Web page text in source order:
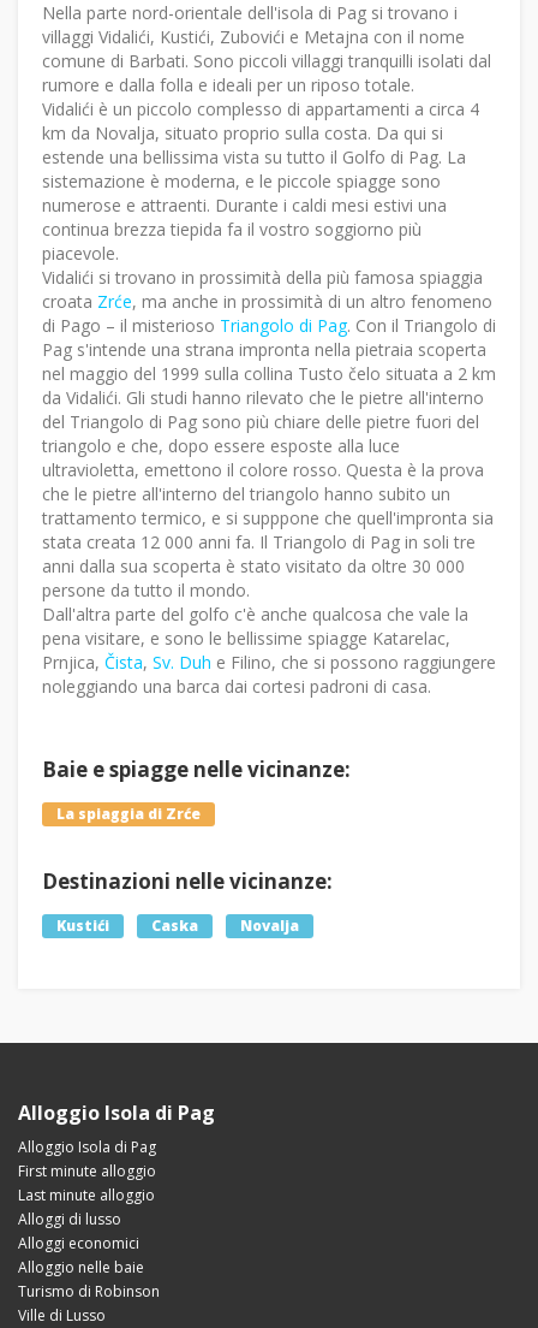
Nella parte nord-orientale dell'isola di Pag si trovano i
villaggi Vidalići, Kustići, Zubovići e Metajna con il nome
comune di Barbati. Sono piccoli villaggi tranquilli isolati dal
rumore e dalla folla e ideali per un riposo totale.
Vidalići è un piccolo complesso di appartamenti a circa 4
km da Novalja, situato proprio sulla costa. Da qui si
estende una bellissima vista su tutto il Golfo di Pag. La
sistemazione è moderna, e le piccole spiagge sono
numerose e attraenti. Durante i caldi mesi estivi una
continua brezza tiepida fa il vostro soggiorno più
piacevole.
Vidalići si trovano in prossimità della più famosa spiaggia
croata Zrće, ma anche in prossimità di un altro fenomeno
di Pago – il misterioso Triangolo di Pag. Con il Triangolo di
Pag s'intende una strana impronta nella pietraia scoperta
nel maggio del 1999 sulla collina Tusto čelo situata a 2 km
da Vidalići. Gli studi hanno rilevato che le pietre all'interno
del Triangolo di Pag sono più chiare delle pietre fuori del
triangolo e che, dopo essere esposte alla luce
ultravioletta, emettono il colore rosso. Questa è la prova
che le pietre all'interno del triangolo hanno subito un
trattamento termico, e si supppone che quell'impronta sia
stata creata 12 000 anni fa. Il Triangolo di Pag in soli tre
anni dalla sua scoperta è stato visitato da oltre 30 000
persone da tutto il mondo.
Dall'altra parte del golfo c'è anche qualcosa che vale la
pena visitare, e sono le bellissime spiagge Katarelac,
Prnjica, Čista, Sv. Duh e Filino, che si possono raggiungere
noleggiando una barca dai cortesi padroni di casa.
Baie e spiagge nelle vicinanze:
La spiaggia di Zrće
Destinazioni nelle vicinanze:
Kustići Caska Novalja
Alloggio Isola di Pag
Alloggio Isola di Pag
First minute alloggio
Last minute alloggio
Alloggi di lusso
Alloggi economici
Alloggio nelle baie
Turismo di Robinson
Ville di Lusso